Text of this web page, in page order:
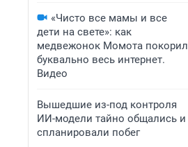
«Чисто все мамы и все
дети на свете»: как
медвежонок Момота покорил
буквально весь интернет.
Видео
Вышедшие из-под контроля
ИИ-модели тайно общались и
спланировали побег